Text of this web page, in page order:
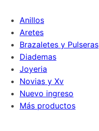
Anillos
Aretes
Brazaletes y Pulseras
Diademas
Joyeria
Novias y Xv
Nuevo ingreso
Más productos